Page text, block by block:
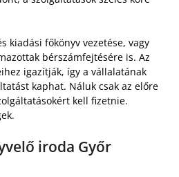
kiadási főkönyv vezetése, vagy
bérszámfejtésére is. Az
igazítják, így a vállalatának
kaphat. Náluk csak az előre
kell fizetnie.
iroda Győr